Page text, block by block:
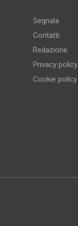
Segnala
Contatti
Redazione
Privacy policy
Cookie policy